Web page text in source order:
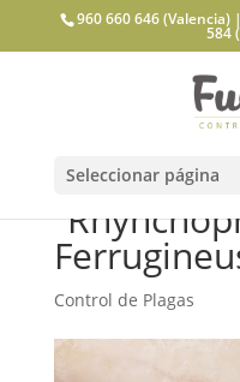
960 660 646
584
Seleccionar página
El Picudo
Control de Plagas